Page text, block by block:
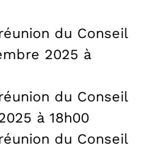
du Conseil
2025 à
du Conseil
à 18h00
du Conseil